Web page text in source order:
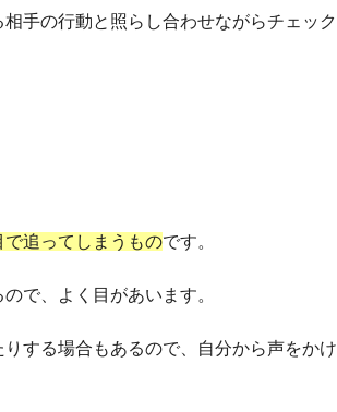
手の行動と照らし合わせながらチェック
追ってしまうものです。
で、よく目があいます。
する場合もあるので、自分から声をかけ